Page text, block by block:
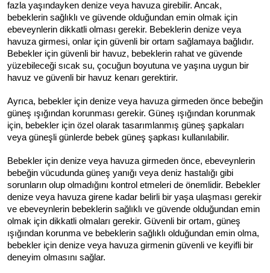
fazla yaşındayken denize veya havuza girebilir. Ancak,
bebeklerin sağlıklı ve güvende olduğundan emin olmak için
ebeveynlerin dikkatli olması gerekir. Bebeklerin denize veya
havuza girmesi, onlar için güvenli bir ortam sağlamaya bağlıdır.
Bebekler için güvenli bir havuz, bebeklerin rahat ve güvende
yüzebileceği sıcak su, çocuğun boyutuna ve yaşına uygun bir
havuz ve güvenli bir havuz kenarı gerektirir.
Ayrıca, bebekler için denize veya havuza girmeden önce bebeğin
güneş ışığından korunması gerekir. Güneş ışığından korunmak
için, bebekler için özel olarak tasarımlanmış güneş şapkaları
veya güneşli günlerde bebek güneş şapkası kullanılabilir.
Bebekler için denize veya havuza girmeden önce, ebeveynlerin
bebeğin vücudunda güneş yanığı veya deniz hastalığı gibi
sorunların olup olmadığını kontrol etmeleri de önemlidir. Bebekler
denize veya havuza girene kadar belirli bir yaşa ulaşması gerekir
ve ebeveynlerin bebeklerin sağlıklı ve güvende olduğundan emin
olmak için dikkatli olmaları gerekir. Güvenli bir ortam, güneş
ışığından korunma ve bebeklerin sağlıklı olduğundan emin olma,
bebekler için denize veya havuza girmenin güvenli ve keyifli bir
deneyim olmasını sağlar.